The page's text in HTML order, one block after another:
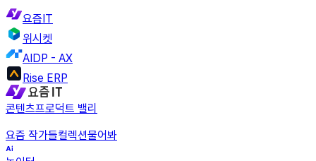
요즘IT
위시켓
AIDP - AX
Rise ERP
콘텐츠프로덕트 밸리
요즘 작가들컬렉션물어봐